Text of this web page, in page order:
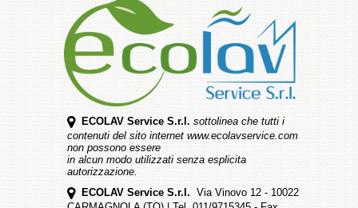
ECOLAV Service S.r.l. sottolinea che tutti i
contenuti del sito internet www.ecolavservice.com
non possono essere
in alcun modo utilizzati senza esplicita
autorizzazione.
ECOLAV Service S.r.l. Via Vinovo 12 - 10022